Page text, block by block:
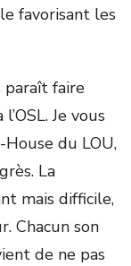
favorisant les
faire
Je vous
du LOU,
La
mais difficile,
Chacun son
de ne pas